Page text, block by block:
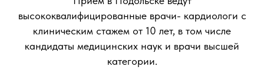
высококвалифицированные врачи- кардиологи с
клиническим стажем от 10 лет, в том числе
кандидаты медицинских наук и врачи высшей
категории.